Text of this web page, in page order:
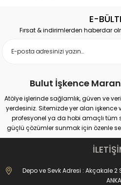
E-
Fırsat & indirimlerden haberdar
Bulut İşkence
Atölye işlerinde sağlamlık, güven ve
yerdesiniz. Sitemizde yer alan işkence
profesyonel ya da hobi amaçlı tüm
güçlü çözümler sunmak için özenle
gibi farklı yüzeylerde güvenli
marangozluk, kaynak, delme, montaj
maksimum performans
İster büyük ölçekli sanayi tipi işler
onarımlar; doğru işkence ve
Depo ve Sevk Adresi : Akçakale